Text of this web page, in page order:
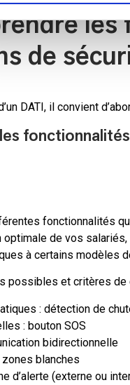
les
de
DATI, il convient
es
fonctionnalités
optimale de vos
à certains modèles
possibles et critères de
: détection de
: bouton SOS
bidirectionnelle
blanches
d’alerte (externe ou